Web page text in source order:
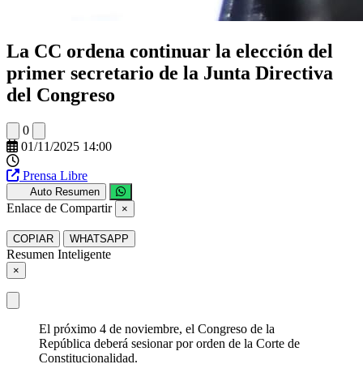
La CC ordena continuar la elección del
primer secretario de la Junta Directiva
del Congreso
0
01/11/2025 14:00
Prensa Libre
Auto Resumen
Enlace de Compartir ×
COPIAR WHATSAPP
Resumen Inteligente
×
El próximo 4 de noviembre, el Congreso de la
República deberá sesionar por orden de la Corte de
Constitucionalidad.